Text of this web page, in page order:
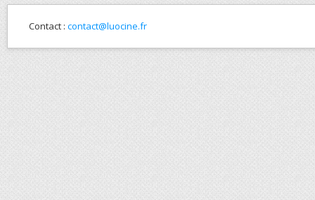
Contact : contact@luocine.fr